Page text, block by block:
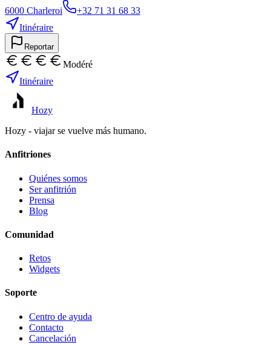
6000 Charleroi
+32 71 31 68 33
Itinéraire
Reportar
Modéré
Itinéraire
Hozy
Hozy - viajar se vuelve más humano.
Anfitriones
Quiénes somos
Ser anfitrión
Prensa
Blog
Comunidad
Retos
Widgets
Soporte
Centro de ayuda
Contacto
Cancelación